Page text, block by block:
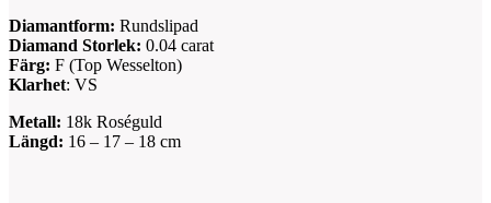
Diamantform: Rundslipad
Diamand Storlek: 0.04 carat
Färg: F (Top Wesselton)
Klarhet: VS
Metall: 18k Roséguld
Längd: 16 – 17 – 18 cm